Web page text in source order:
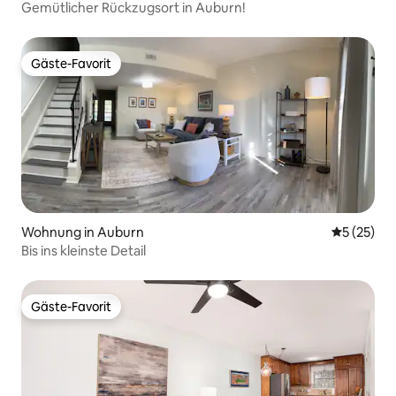
Gemütlicher Rückzugsort in Auburn!
Gäste-Favorit
Gäste-Favorit
Wohnung in Auburn
5 (25)
Bis ins kleinste Detail
Gäste-Favorit
Gäste-Favorit